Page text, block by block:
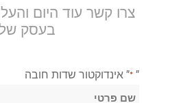
צרו קשר עוד היום
בעסק
"
*" אינדוקטור שדות חובה
שֵׁם